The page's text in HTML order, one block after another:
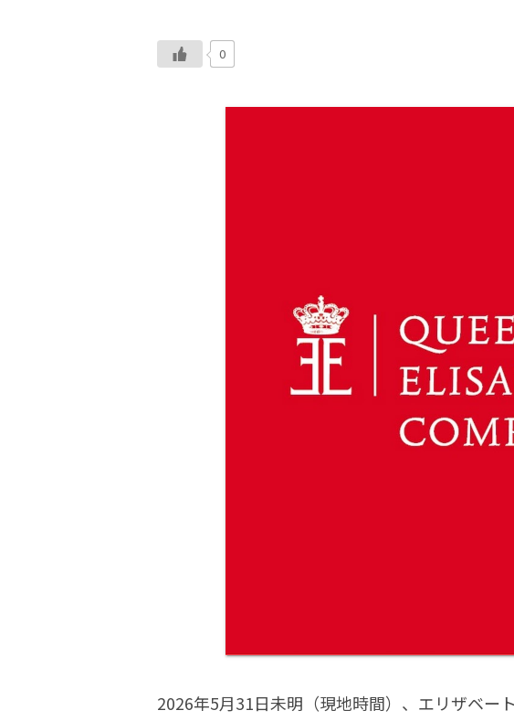
0
2026年5月31日未明（現地時間）、エリザベー